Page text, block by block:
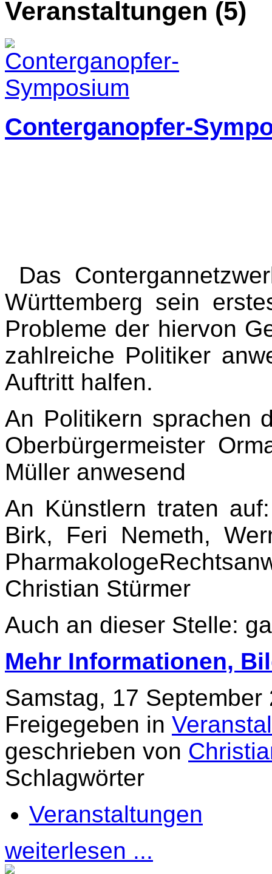
Veranstaltungen (5)
Conterganopfer-
Das
Württemberg sein
Probleme der hiervon
zahlreiche Politiker
Auftritt halfen.
An Politikern sprachen
Oberbürgermeister
Müller anwesend
An Künstlern traten
Birk, Feri Nemeth,
Christian Stürmer
Auch an dieser Stelle:
Mehr Informationen,
Samstag, 17 September
Freigegeben in
geschrieben von
Schlagwörter
Veranstaltungen
weiterlesen ...